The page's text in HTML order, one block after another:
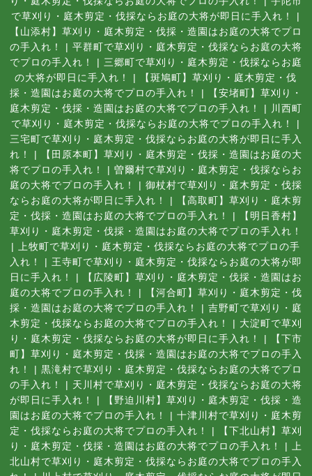
で草刈り・庭木剪定・伐採ならお庭の大将が即日に手入れ！
|
【山添村】草刈り・庭木剪定・伐採・造園はお庭の大将でプロ
の手入れ！
| 平群町で草刈り・庭木剪定・伐採ならお庭の大将
でプロの手入れ！
| 三郷町で草刈り・庭木剪定・伐採ならお庭
の大将が即日に手入れ！
|
【斑鳩町】草刈り・庭木剪定・伐
採・造園はお庭の大将でプロの手入れ！
|
【安堵町】草刈り・
庭木剪定・伐採・造園はお庭の大将でプロの手入れ！
|
川西町
で草刈り・庭木剪定・伐採ならお庭の大将でプロの手入れ！
|
三宅町で草刈り・庭木剪定・伐採ならお庭の大将が即日に手入
れ！
|
【田原本町】草刈り・庭木剪定・伐採・造園はお庭の大
将でプロの手入れ！
| 曽爾村で草刈り・庭木剪定・伐採ならお
庭の大将でプロの手入れ！
| 御杖村で草刈り・庭木剪定・伐採
ならお庭の大将が即日に手入れ！
|
【高取町】草刈り・庭木剪
定・伐採・造園はお庭の大将でプロの手入れ！
|
【明日香村】
草刈り・庭木剪定・伐採・造園はお庭の大将でプロの手入れ！
|
上牧町で草刈り・庭木剪定・伐採ならお庭の大将でプロの手
入れ！
| 王寺町で草刈り・庭木剪定・伐採ならお庭の大将が即
日に手入れ！
|
【広陵町】草刈り・庭木剪定・伐採・造園はお
庭の大将でプロの手入れ！
|
【河合町】草刈り・庭木剪定・伐
採・造園はお庭の大将でプロの手入れ！
| 吉野町で草刈り・庭
木剪定・伐採ならお庭の大将でプロの手入れ！
| 大淀町で草刈
り・庭木剪定・伐採ならお庭の大将が即日に手入れ！
|
【下市
町】草刈り・庭木剪定・伐採・造園はお庭の大将でプロの手入
れ！
| 黒滝村で草刈り・庭木剪定・伐採ならお庭の大将でプロ
の手入れ！
| 天川村で草刈り・庭木剪定・伐採ならお庭の大将
が即日に手入れ！
|
【野迫川村】草刈り・庭木剪定・伐採・造
園はお庭の大将でプロの手入れ！
| 十津川村で草刈り・庭木剪
定・伐採ならお庭の大将でプロの手入れ！
|
【下北山村】草刈
り・庭木剪定・伐採・造園はお庭の大将でプロの手入れ！
|
上
北山村で草刈り・庭木剪定・伐採ならお庭の大将でプロの手入